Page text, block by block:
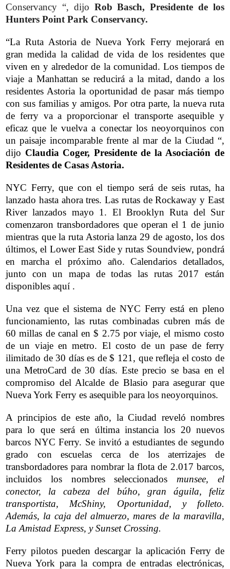
Conservancy “, dijo Rob Basch, Presidente de los
Hunters Point Park Conservancy.
“La Ruta Astoria de Nueva York Ferry mejorará en
gran medida la calidad de vida de los residentes que
viven en y alrededor de la comunidad. Los tiempos de
viaje a Manhattan se reducirá a la mitad, dando a los
residentes Astoria la oportunidad de pasar más tiempo
con sus familias y amigos. Por otra parte, la nueva ruta
de ferry va a proporcionar el transporte asequible y
eficaz que le vuelva a conectar los neoyorquinos con
un paisaje incomparable frente al mar de la Ciudad “,
dijo Claudia Coger, Presidente de la Asociación de
Residentes de Casas Astoria.
NYC Ferry, que con el tiempo será de seis rutas, ha
lanzado hasta ahora tres. Las rutas de Rockaway y East
River lanzados mayo 1. El Brooklyn Ruta del Sur
comenzaron transbordadores que operan el 1 de junio
mientras que la ruta Astoria lanza 29 de agosto, los dos
últimos, el Lower East Side y rutas Soundview, pondrá
en marcha el próximo año. Calendarios detallados,
junto con un mapa de todas las rutas 2017 están
disponibles aquí .
Una vez que el sistema de NYC Ferry está en pleno
funcionamiento, las rutas combinadas cubren más de
60 millas de canal en $ 2.75 por viaje, el mismo costo
de un viaje en metro. El costo de un pase de ferry
ilimitado de 30 días es de $ 121, que refleja el costo de
una MetroCard de 30 días. Este precio se basa en el
compromiso del Alcalde de Blasio para asegurar que
Nueva York Ferry es asequible para los neoyorquinos.
A principios de este año, la Ciudad reveló nombres
para lo que será en última instancia los 20 nuevos
barcos NYC Ferry. Se invitó a estudiantes de segundo
grado con escuelas cerca de los aterrizajes de
transbordadores para nombrar la flota de 2.017 barcos,
incluidos los nombres seleccionados munsee, el
conector, la cabeza del búho, gran águila, feliz
transportista, McShiny, Oportunidad, y folleto.
Además, la caja del almuerzo, mares de la maravilla,
La Amistad Express, y Sunset Crossing.
Ferry pilotos pueden descargar la aplicación Ferry de
Nueva York para la compra de entradas electrónicas,